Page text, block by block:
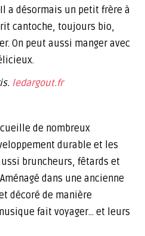
a désormais un petit frère à
cantoche, toujours bio,
On peut aussi manger avec
ledargout.fr
de nombreux
durable et les
bruncheurs, fêtards et
dans une ancienne
décoré de manière
fait voyager… et leurs